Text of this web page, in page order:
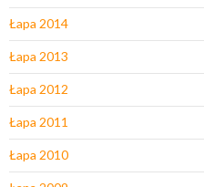
Łapa 2014
Łapa 2013
Łapa 2012
Łapa 2011
Łapa 2010